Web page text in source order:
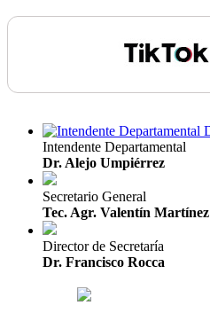
Intendente Departamental
Dr. Alejo Umpiérrez
Secretario General
Tec. Agr. Valentín Martínez
Director de Secretaría
Dr. Francisco Rocca